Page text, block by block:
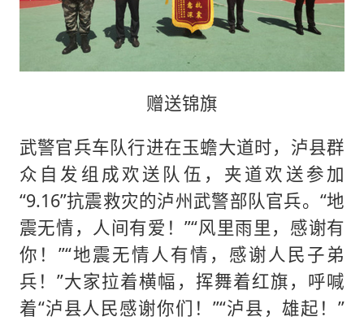
赠送锦旗
武警官兵车队行进在玉蟾大道时，泸县群
众自发组成欢送队伍，夹道欢送参加
“9.16”抗震救灾的泸州武警部队官兵。“地
震无情，人间有爱！”“风里雨里，感谢有
你！”“地震无情人有情，感谢人民子弟
兵！”大家拉着横幅，挥舞着红旗，呼喊
着“泸县人民感谢你们！”“泸县，雄起！”